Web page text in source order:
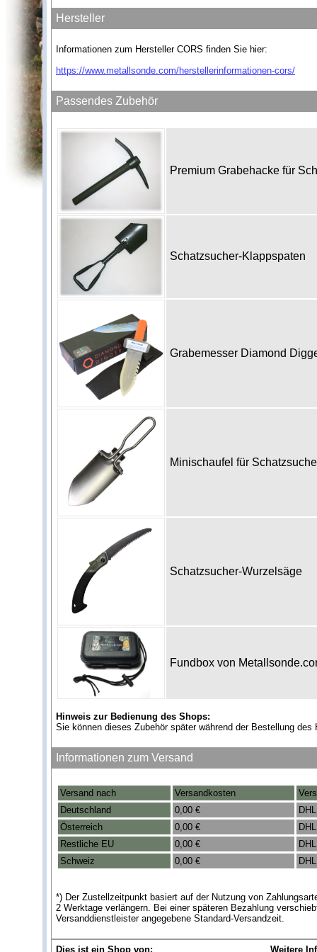
Hersteller
Informationen zum Hersteller CORS finden Sie hier:
https://www.metallsonde.com/herstellerinformationen-cors/
Passendes Zubehör
Premium Grabehacke für
Schatzsucher-Klappspaten
Grabemesser Diamond
Minischaufel für
Schatzsucher-Wurzelsäge
Fundbox von
Hinweis zur Bedienung des Shops:
Sie können dieses Zubehör später während der Bestellung des
Informationen zum Versand
Versand nach Versandkosten
Deutschland
0,00 €
Österreich
0,00 €
Restliche EU
0,00 €
Schweiz
0,00 €
*) Der Zustellzeitpunkt basiert auf der Nutzung von
2 Werktage verlängern. Bei einer späteren Bezahlung
Versanddienstleister angegebene Standard-Versandzeit.
Dies ist ein Shop von: Weitere